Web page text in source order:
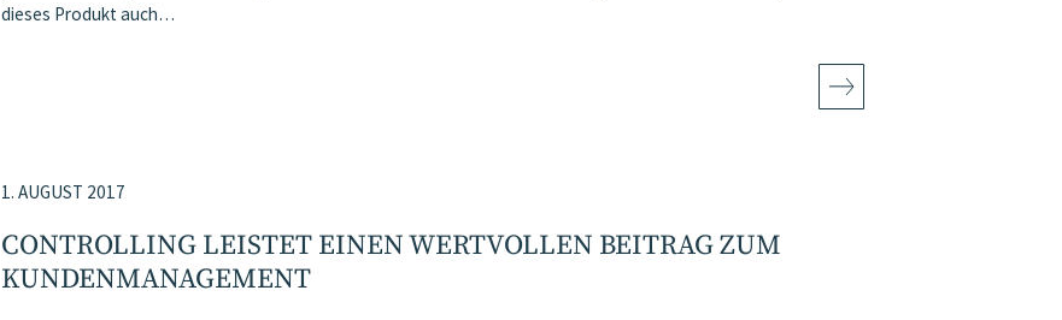
dieses Produkt auch…
1. AUGUST 2017
CONTROLLING LEISTET EINEN WERTVOLLEN BEITRAG ZUM
KUNDENMANAGEMENT